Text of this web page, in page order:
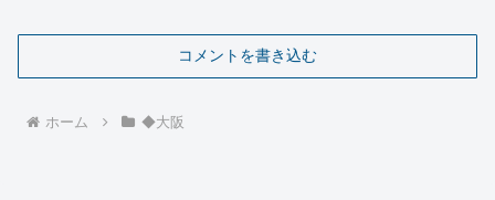
コメントを書き込む
ホーム ◆大阪